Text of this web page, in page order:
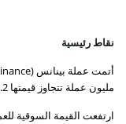
نقاط رئيسية
مليون عملة تتجاوز قيمتها 1.2 مليار دولار.